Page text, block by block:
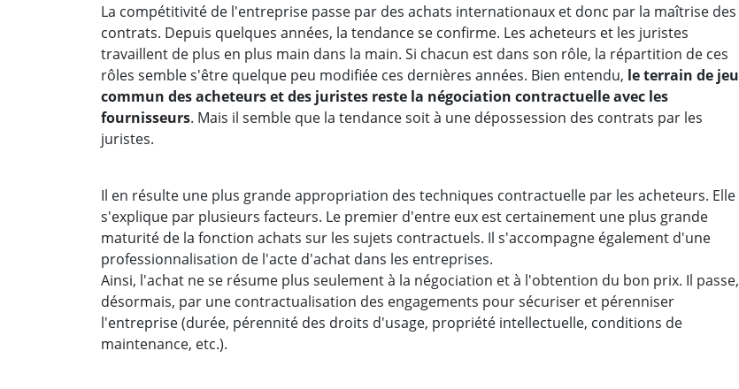
La compétitivité de l'entreprise passe par des achats internationaux et donc par la maîtrise des
contrats. Depuis quelques années, la tendance se confirme. Les acheteurs et les juristes
travaillent de plus en plus main dans la main. Si chacun est dans son rôle, la répartition de ces
rôles semble s'être quelque peu modifiée ces dernières années. Bien entendu, le terrain de jeu
commun des acheteurs et des juristes reste la négociation contractuelle avec les
fournisseurs. Mais il semble que la tendance soit à une dépossession des contrats par les
juristes.
Il en résulte une plus grande appropriation des techniques contractuelle par les acheteurs. Elle
s'explique par plusieurs facteurs. Le premier d'entre eux est certainement une plus grande
maturité de la fonction achats sur les sujets contractuels. Il s'accompagne également d'une
professionnalisation de l'acte d'achat dans les entreprises.
Ainsi, l'achat ne se résume plus seulement à la négociation et à l'obtention du bon prix. Il passe,
désormais, par une contractualisation des engagements pour sécuriser et pérenniser
l'entreprise (durée, pérennité des droits d'usage, propriété intellectuelle, conditions de
maintenance, etc.).